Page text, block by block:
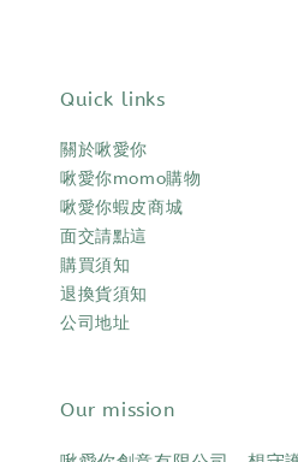
Quick links
關於啾愛你
啾愛你momo購物
啾愛你蝦皮商城
面交請點這
購買須知
退換貨須知
公司地址
Our mission